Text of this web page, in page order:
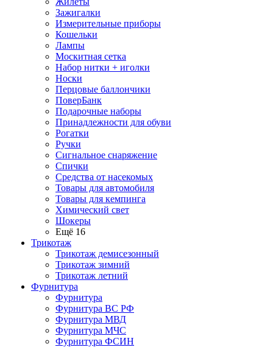
Зажигалки
Измерительные приборы
Кошельки
Лампы
Москитная сетка
Набор нитки + иголки
Носки
Перцовые баллончики
ПоверБанк
Подарочные наборы
Принадлежности для обуви
Рогатки
Ручки
Сигнальное снаряжение
Спички
Средства от насекомых
Товары для автомобиля
Товары для кемпинга
Химический свет
Шокеры
Ещё 16
Трикотаж
Трикотаж демисезонный
Трикотаж зимний
Трикотаж летний
Фурнитура
Фурнитура
Фурнитура ВС РФ
Фурнитура МВД
Фурнитура МЧС
Фурнитура ФСИН